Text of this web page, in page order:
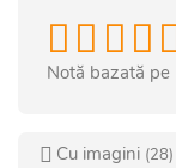
Notă bazată pe
Cu imagini (28)